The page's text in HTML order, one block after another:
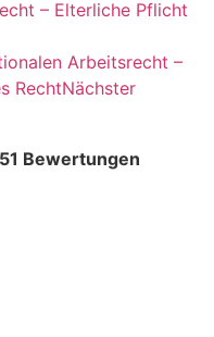
– Elterliche Pflicht
Arbeitsrecht –
RechtNächster
51 Bewertungen